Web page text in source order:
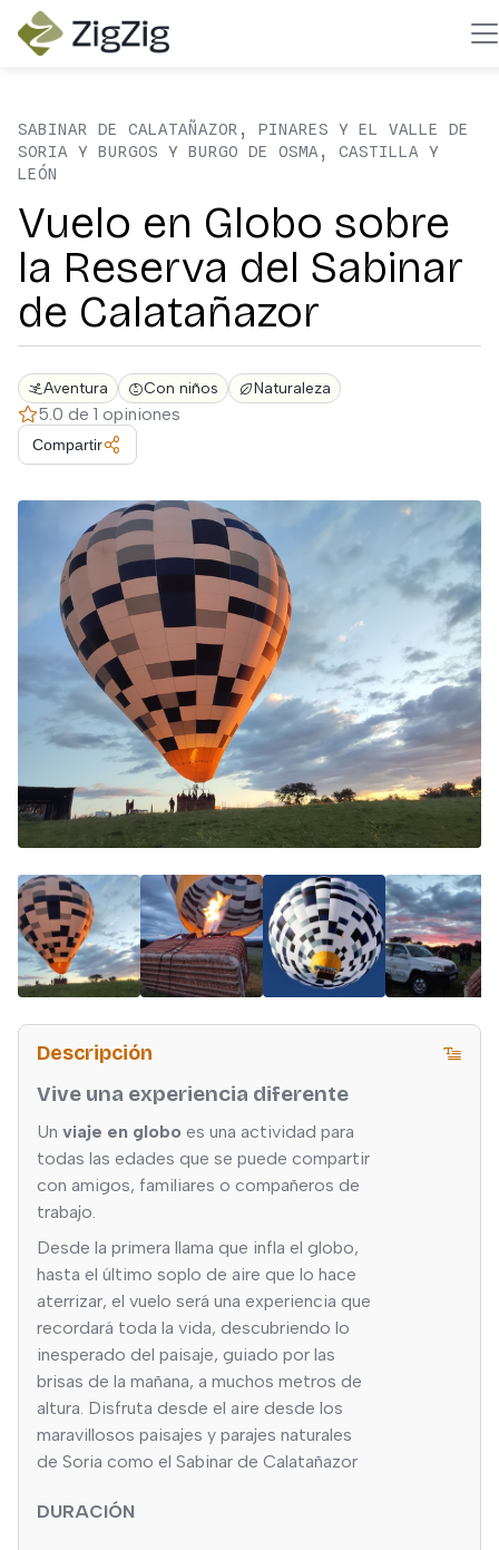
SABINAR DE CALATAÑAZOR, PINARES Y EL VALLE DE
SORIA Y BURGOS Y BURGO DE OSMA, CASTILLA Y
LEÓN
Vuelo en Globo sobre
la Reserva del Sabinar
de Calatañazor
Aventura Con niños Naturaleza
5.0 de 1 opiniones
Compartir
Descripción
Vive una experiencia diferente
Un viaje en globo es una actividad para
todas las edades que se puede compartir
con amigos, familiares o compañeros de
trabajo.
Desde la primera llama que infla el globo,
hasta el último soplo de aire que lo hace
aterrizar, el vuelo será una experiencia que
recordará toda la vida, descubriendo lo
inesperado del paisaje, guiado por las
brisas de la mañana, a muchos metros de
altura. Disfruta desde el aire desde los
maravillosos paisajes y parajes naturales
de Soria como el Sabinar de Calatañazor
DURACIÓN